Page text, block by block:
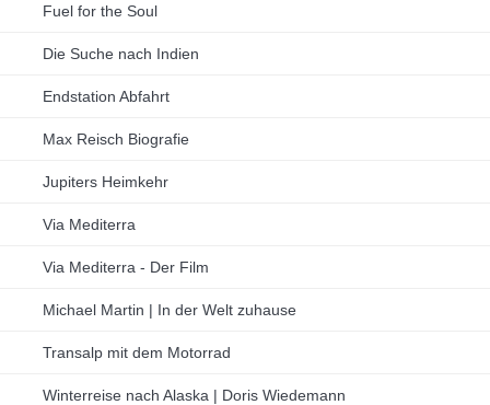
Fuel for the Soul
Die Suche nach Indien
Endstation Abfahrt
Max Reisch Biografie
Jupiters Heimkehr
Via Mediterra
Via Mediterra - Der Film
Michael Martin | In der Welt zuhause
Transalp mit dem Motorrad
Winterreise nach Alaska | Doris Wiedemann